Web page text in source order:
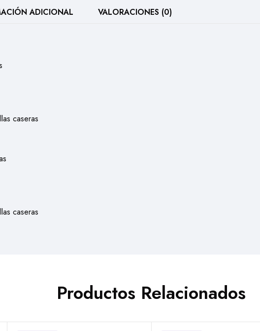
ADICIONAL VALORACIONES (0)
caseras
caseras
Productos Relacionados